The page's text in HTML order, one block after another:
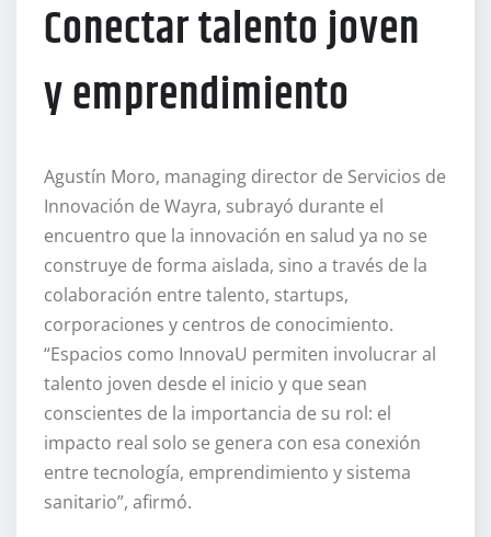
Conectar talento joven
y emprendimiento
Agustín Moro, managing director de Servicios de
Innovación de Wayra, subrayó durante el
encuentro que la innovación en salud ya no se
construye de forma aislada, sino a través de la
colaboración entre talento, startups,
corporaciones y centros de conocimiento.
“Espacios como InnovaU permiten involucrar al
talento joven desde el inicio y que sean
conscientes de la importancia de su rol: el
impacto real solo se genera con esa conexión
entre tecnología, emprendimiento y sistema
sanitario”, afirmó.